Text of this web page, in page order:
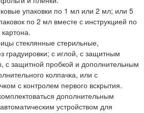
упаковки по 1 мл или 2 мл; или 5
по 2 мл вместе с инструкцией по
стеклянные стерильные,
градуировки; с иглой, с защитным
с защитной пробкой и дополнительным
колпачка, или с
с контролем первого вскрытия.
дополнительным
устройством для